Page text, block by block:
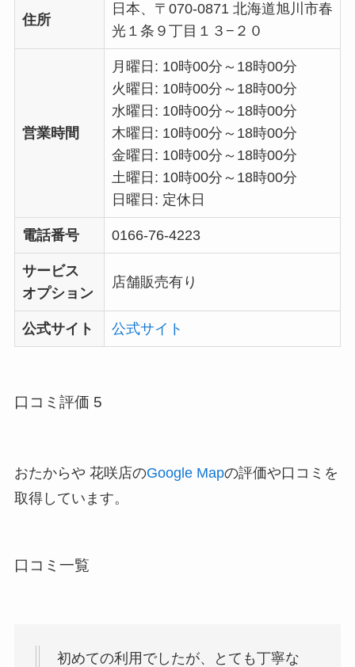
住所
日本、〒070-0871 北海道旭川市春
光１条９丁目１３−２０
営業時間
月曜日: 10時00分～18時00分
火曜日: 10時00分～18時00分
水曜日: 10時00分～18時00分
木曜日: 10時00分～18時00分
金曜日: 10時00分～18時00分
土曜日: 10時00分～18時00分
日曜日: 定休日
電話番号 0166-76-4223
サービス
オプション
店舗販売有り
公式サイト 公式サイト
口コミ評価 5
おたからや 花咲店のGoogle Mapの評価や口コミを
取得しています。
口コミ一覧
初めての利用でしたが、とても丁寧な